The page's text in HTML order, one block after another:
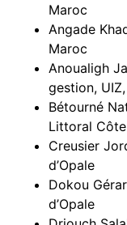
Maroc
Angade
Maroc
Anoualigh
gestion,
Bétourné
Littoral Côte
Creusier
d’Opale
Dokou
d’Opale